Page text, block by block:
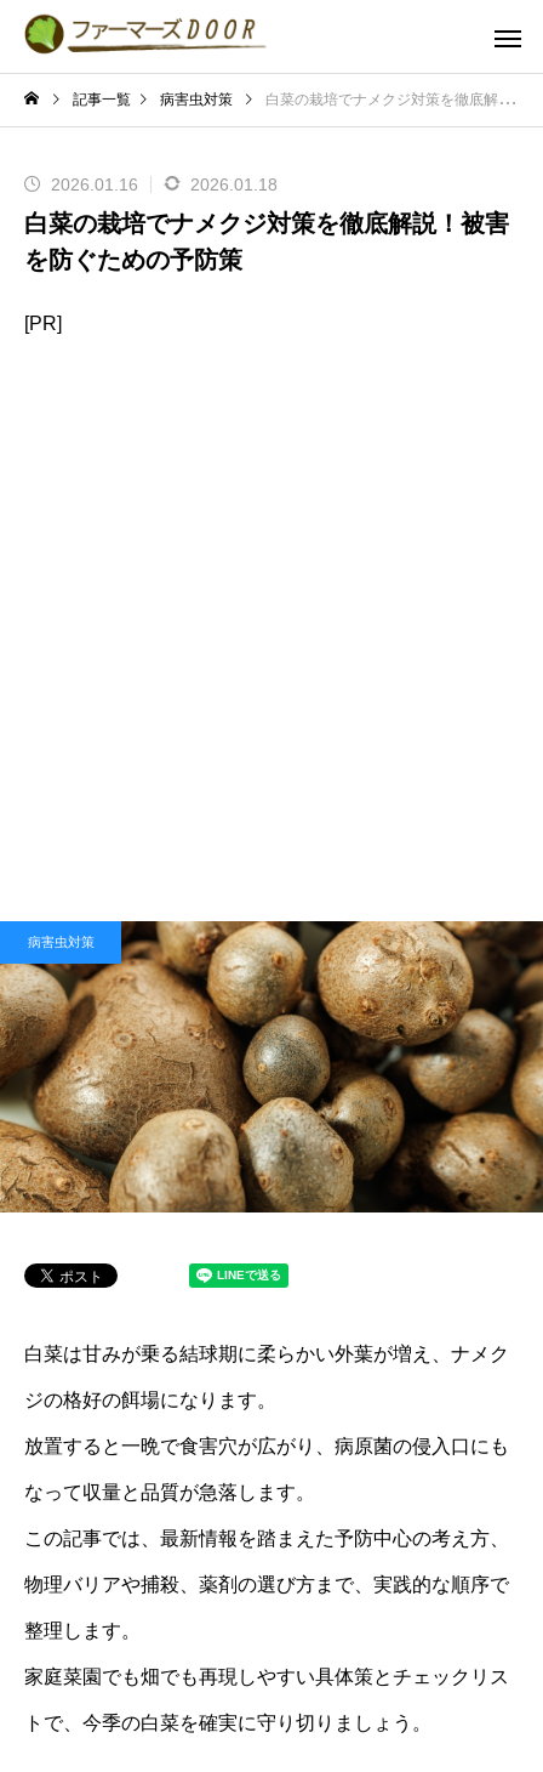
記事一覧 病害虫対策 白菜の栽培でナメクジ対策を徹底解説！被害を防ぐための予防策
2026.01.16 2026.01.18
白菜の栽培でナメクジ対策を徹底解説！被害
を防ぐための予防策
[PR]
病害虫対策
白菜は甘みが乗る結球期に柔らかい外葉が増え、ナメク
ジの格好の餌場になります。
放置すると一晩で食害穴が広がり、病原菌の侵入口にも
なって収量と品質が急落します。
この記事では、最新情報を踏まえた予防中心の考え方、
物理バリアや捕殺、薬剤の選び方まで、実践的な順序で
整理します。
家庭菜園でも畑でも再現しやすい具体策とチェックリス
トで、今季の白菜を確実に守り切りましょう。